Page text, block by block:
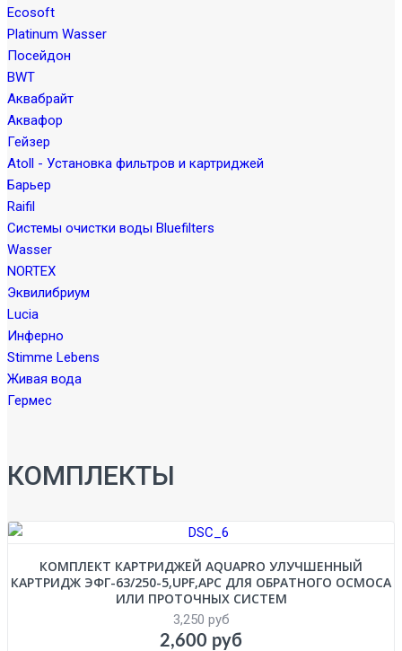
Ecosoft
Platinum Wasser
Посейдон
BWT
Аквабрайт
Аквафор
Гейзер
Atoll - Установка фильтров и картриджей
Барьер
Raifil
Системы очистки воды Bluefilters
Wasser
NORTEX
Эквилибриум
Lucia
Инферно
Stimme Lebens
Живая вода
Гермес
КОМПЛЕКТЫ
КОМПЛЕКТ КАРТРИДЖЕЙ AQUAPRO УЛУЧШЕННЫЙ
КАРТРИДЖ ЭФГ-63/250-5,UPF,APC ДЛЯ ОБРАТНОГО ОСМОСА
ИЛИ ПРОТОЧНЫХ СИСТЕМ
3,250 руб
2,600 руб